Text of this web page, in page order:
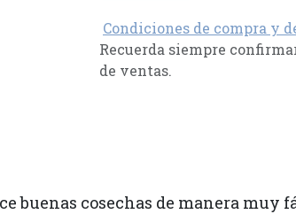
Condiciones de compra y
Recuerda siempre
de ventas.
buenas cosechas de manera